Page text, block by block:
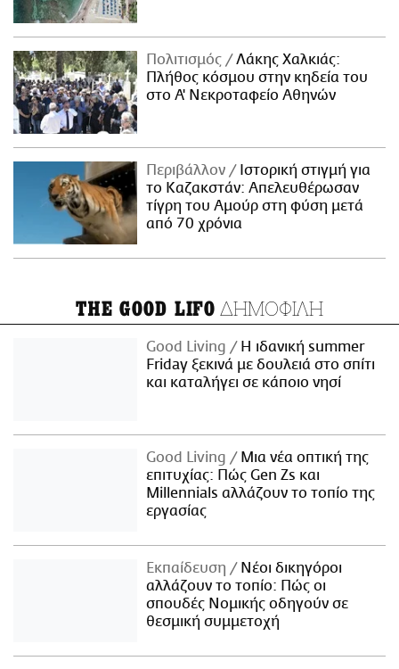
Πολιτισμός
Λάκης Χαλκιάς:
Πλήθος κόσμου στην κηδεία του
στο Α' Νεκροταφείο Αθηνών
Περιβάλλον
Ιστορική στιγμή για
το Καζακστάν: Απελευθέρωσαν
τίγρη του Αμούρ στη φύση μετά
από 70 χρόνια
THE GOOD LIFO ΔΗΜΟΦΙΛΗ
Good Living
Η ιδανική summer
Friday ξεκινά με δουλειά στο σπίτι
και καταλήγει σε κάποιο νησί
Good Living
Μια νέα οπτική της
επιτυχίας: Πώς Gen Zs και
Millennials αλλάζουν το τοπίο της
εργασίας
Εκπαίδευση
Νέοι δικηγόροι
αλλάζουν το τοπίο: Πώς οι
σπουδές Νομικής οδηγούν σε
θεσμική συμμετοχή